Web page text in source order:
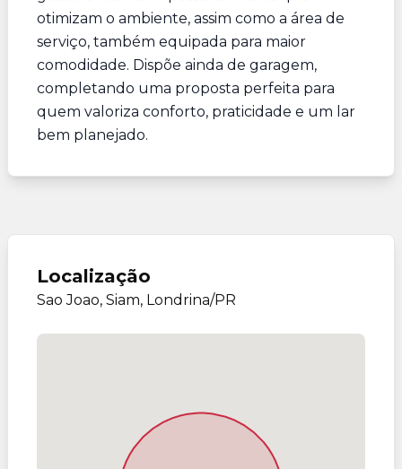
otimizam o ambiente, assim como a área de
serviço, também equipada para maior
comodidade. Dispõe ainda de garagem,
completando uma proposta perfeita para
quem valoriza conforto, praticidade e um lar
bem planejado.
Localização
Sao Joao, Siam, Londrina/PR